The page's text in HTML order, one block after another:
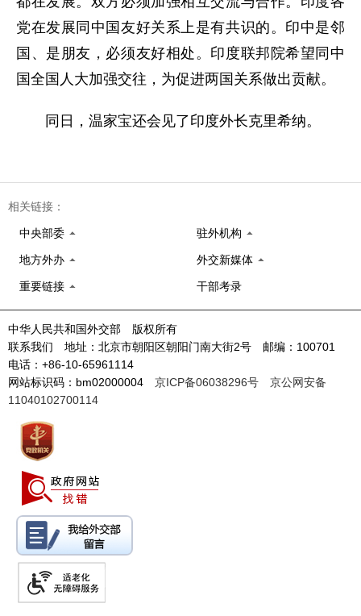
党在发展同中国友好关系上是有共识的。印中是邻
国、是朋友，必须友好相处。印度联邦院希望同中
国全国人大加强交往，为促进两国关系做出贡献。
同日，温家宝还会见了印度外长克里希纳。
相关链接：
中央部委 驻外机构
地方外办 外交新媒体
重要链接 干部考录
中华人民共和国外交部 版权所有
联系我们 地址：北京市朝阳区朝阳门南大街2号 邮编：100701
电话：+86-10-65961114
网站标识码：bm02000004 京ICP备06038296号
京公网安备
11040102700114